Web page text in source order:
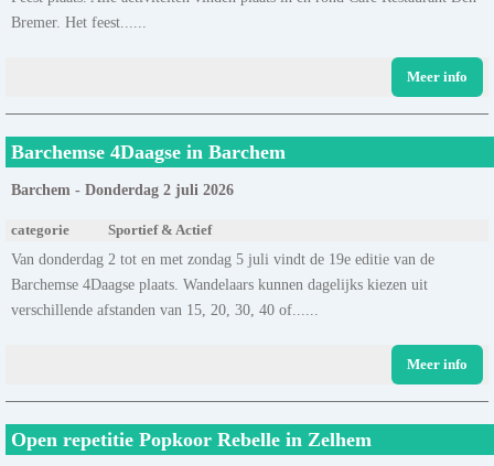
Bremer. Het feest......
Meer info
Barchemse 4Daagse in Barchem
Barchem - Donderdag 2 juli 2026
categorie Sportief & Actief
Van donderdag 2 tot en met zondag 5 juli vindt de 19e editie van de
Barchemse 4Daagse plaats. Wandelaars kunnen dagelijks kiezen uit
verschillende afstanden van 15, 20, 30, 40 of......
Meer info
Open repetitie Popkoor Rebelle in Zelhem